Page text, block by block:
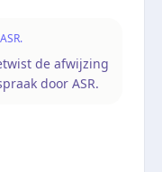
de afwijzing
door ASR.